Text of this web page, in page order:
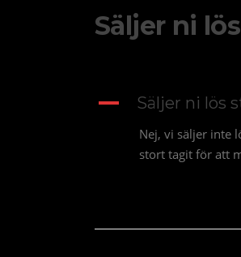
Säljer ni
A Säljer ni lös
Nej, vi säljer inte
stort tagit för att